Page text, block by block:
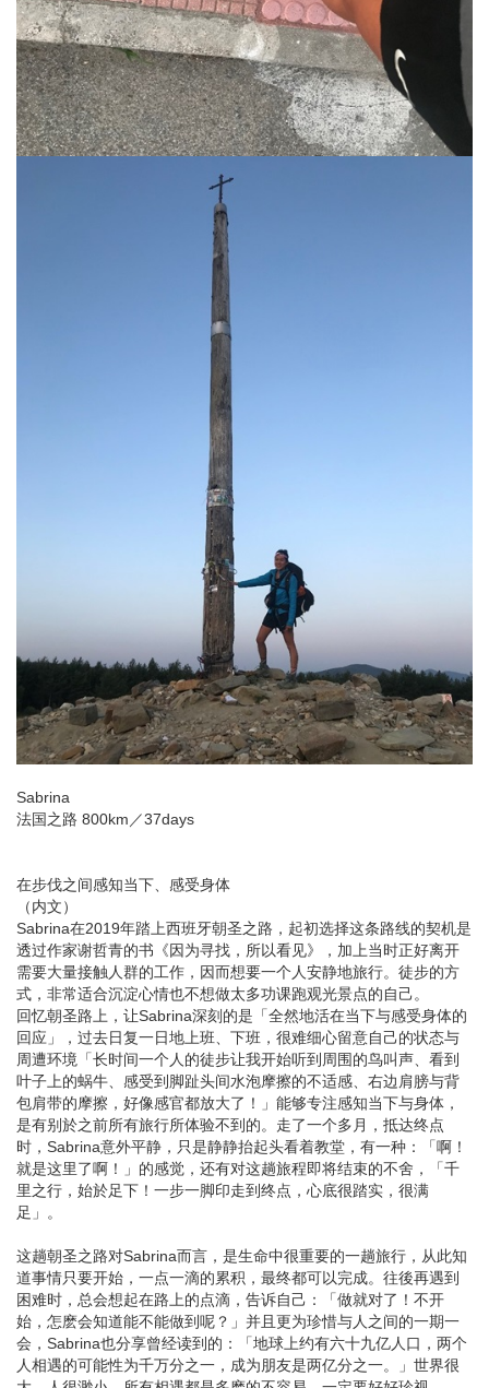
Sabrina
法国之路 800km／37days
在步伐之间感知当下、感受身体
（内文）
Sabrina在2019年踏上西班牙朝圣之路，起初选择这条路线的契机是
透过作家谢哲青的书《因为寻找，所以看见》，加上当时正好离开
需要大量接触人群的工作，因而想要一个人安静地旅行。徒步的方
式，非常适合沉淀心情也不想做太多功课跑观光景点的自己。
回忆朝圣路上，让Sabrina深刻的是「全然地活在当下与感受身体的
回应」，过去日复一日地上班、下班，很难细心留意自己的状态与
周遭环境「长时间一个人的徒步让我开始听到周围的鸟叫声、看到
叶子上的蜗牛、感受到脚趾头间水泡摩擦的不适感、右边肩膀与背
包肩带的摩擦，好像感官都放大了！」能够专注感知当下与身体，
是有别於之前所有旅行所体验不到的。走了一个多月，抵达终点
时，Sabrina意外平静，只是静静抬起头看着教堂，有一种：「啊！
就是这里了啊！」的感觉，还有对这趟旅程即将结束的不舍，「千
里之行，始於足下！一步一脚印走到终点，心底很踏实，很满
足」。
这趟朝圣之路对Sabrina而言，是生命中很重要的一趟旅行，从此知
道事情只要开始，一点一滴的累积，最终都可以完成。往後再遇到
困难时，总会想起在路上的点滴，告诉自己：「做就对了！不开
始，怎麽会知道能不能做到呢？」并且更为珍惜与人之间的一期一
会，Sabrina也分享曾经读到的：「地球上约有六十九亿人口，两个
人相遇的可能性为千万分之一，成为朋友是两亿分之一。」世界很